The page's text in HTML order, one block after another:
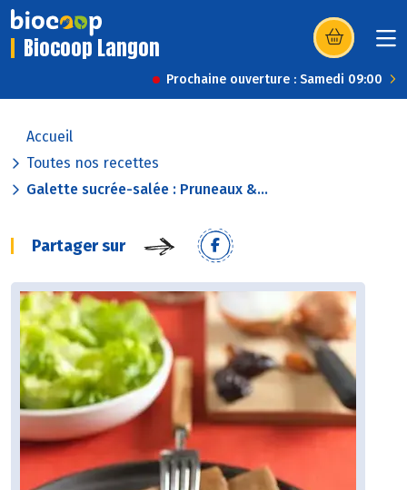
Biocoop Langon (s’ouvre dans
Prochaine ouverture : Samedi 09:00
Accueil
Toutes nos recettes
Galette sucrée-salée : Pruneaux &...
Partager sur